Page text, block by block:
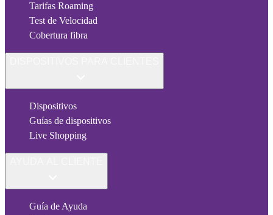
Tarifas Roaming
Test de Velocidad
Cobertura fibra
Dispositivos
Guías de dispositivos
Live Shopping
Guía de Ayuda